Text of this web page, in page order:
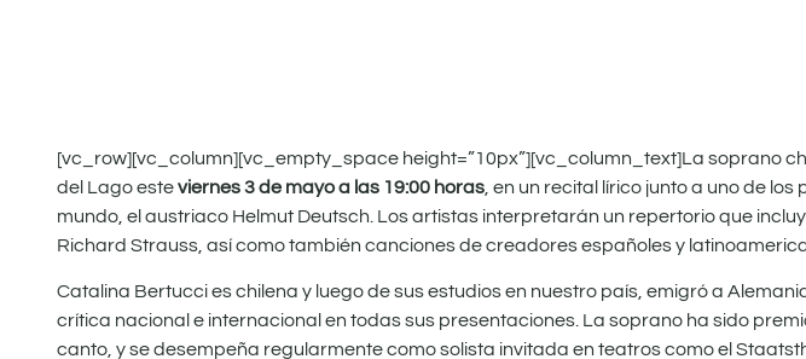
[vc_row][vc_column][vc_empty_space height=”10px”][vc_column_text]La soprano
del Lago esteviernes 3 de mayo a las 19:00 horas , en un recital lírico junto a uno de
mundo, el austriaco Helmut Deutsch. Los artistas interpretarán un repertorio que
Richard Strauss, así como también canciones de creadores españoles y
Catalina Bertucci es chilena y luego de sus estudios en nuestro país, emigró a
crítica nacional e internacional en todas sus presentaciones. La soprano ha sido
canto, y se desempeña regularmente como solista invitada en teatros como el